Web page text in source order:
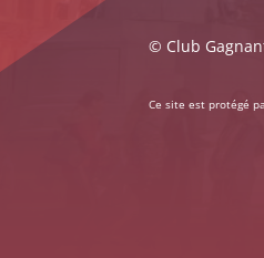
© Club
Ce site est protégé